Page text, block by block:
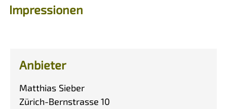
Impressionen
Anbieter
Matthias Sieber
Zürich-Bernstrasse 10